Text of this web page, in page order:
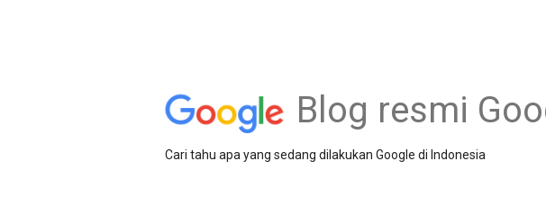
Blog resmi
Cari tahu apa yang sedang dilakukan Google di Indonesia